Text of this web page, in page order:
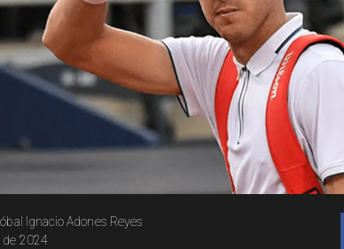
Ignacio Adones Reyes
de 2024